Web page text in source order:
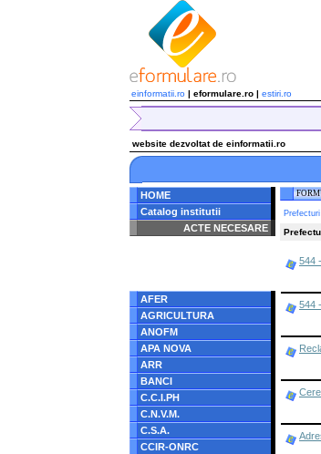
einformatii.ro | eformulare.ro | estiri.ro
website dezvoltat de einformatii.ro
HOME
Catalog institutii
ACTE NECESARE
AFER
AGRICULTURA
ANOFM
APA NOVA
ARR
BANCI
C.C.I.PH
C.N.V.M.
C.S.A.
CCIR-ONRC
Prefecturi
544
544